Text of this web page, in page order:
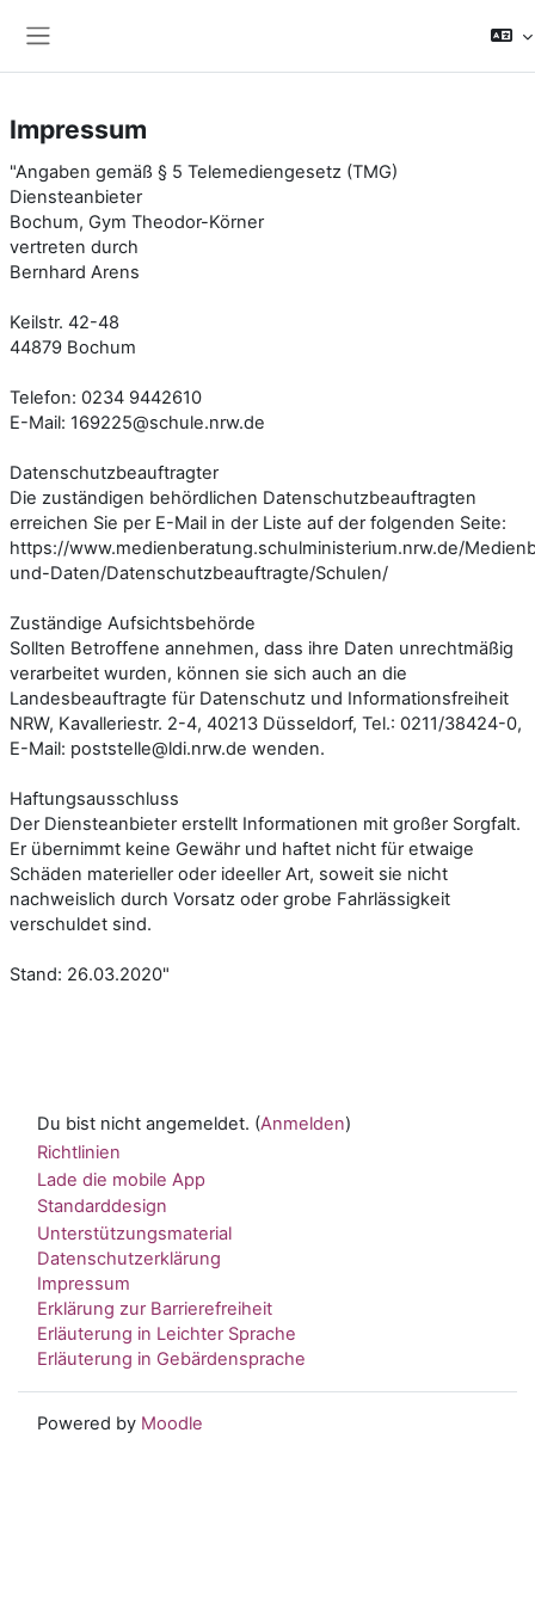
Impressum
"Angaben gemäß § 5 Telemediengesetz (TMG)
Diensteanbieter
Bochum, Gym Theodor-Körner
vertreten durch
Bernhard Arens
Keilstr. 42-48
44879 Bochum
Telefon: 0234 9442610
E-Mail: 169225@schule.nrw.de
Datenschutzbeauftragter
Die zuständigen behördlichen Datenschutzbeauftragten
erreichen Sie per E-Mail in der Liste auf der folgenden Seite:
https://www.medienberatung.schulministerium.nrw.de/
und-Daten/Datenschutzbeauftragte/Schulen/
Zuständige Aufsichtsbehörde
Sollten Betroffene annehmen, dass ihre Daten unrechtmäßig
verarbeitet wurden, können sie sich auch an die
Landesbeauftragte für Datenschutz und Informationsfreiheit
NRW, Kavalleriestr. 2-4, 40213 Düsseldorf, Tel.: 0211/38424-0,
E-Mail: poststelle@ldi.nrw.de wenden.
Haftungsausschluss
Der Diensteanbieter erstellt Informationen mit großer Sorgfalt.
Er übernimmt keine Gewähr und haftet nicht für etwaige
Schäden materieller oder ideeller Art, soweit sie nicht
nachweislich durch Vorsatz oder grobe Fahrlässigkeit
verschuldet sind.
Stand: 26.03.2020"
Du bist nicht angemeldet. (Anmelden)
Richtlinien
Lade die mobile App
Standarddesign
Unterstützungsmaterial
Datenschutzerklärung
Impressum
Erklärung zur Barrierefreiheit
Erläuterung in Leichter Sprache
Erläuterung in Gebärdensprache
Powered by Moodle